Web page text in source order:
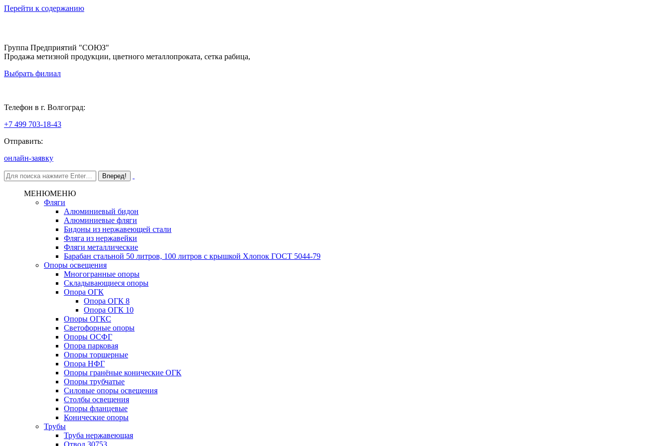
Перейти к содержанию
Группа Предприятий "СОЮЗ"
Продажа метизной продукции, цветного металлопроката, сетка рабица,
Выбрать филиал
Телефон в г. Волгоград:
+7 499 703-18-43
Отправить:
онлайн-заявку
МЕНЮМЕНЮ
Фляги
Алюминиевый бидон
Алюминиевые фляги
Бидоны из нержавеющей стали
Фляга из нержавейки
Фляги металлические
Барабан стальной 50 литров, 100 литров с крышкой Хлопок ГОСТ 5044-79
Опоры освещения
Многогранные опоры
Складывающиеся опоры
Опора ОГК
Опора ОГК 8
Опора ОГК 10
Опоры ОГКС
Светофорные опоры
Опоры ОСФГ
Опора парковая
Опоры торшерные
Опора НФГ
Опоры гранёные конические ОГК
Опоры трубчатые
Силовые опоры освещения
Столбы освещения
Опоры фланцевые
Конические опоры
Трубы
Труба нержавеющая
Отвод 30753